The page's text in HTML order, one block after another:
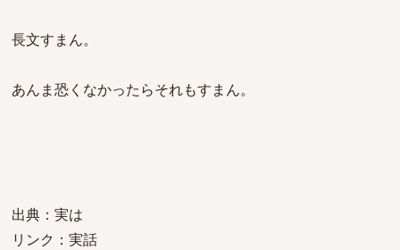
長文すまん。
あんま恐くなかったらそれもすまん。
出典：実は
リンク：実話